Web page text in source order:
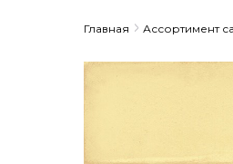
Главная Ассортимент